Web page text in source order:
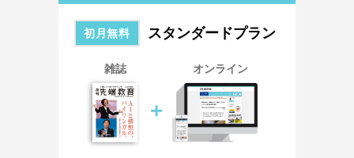
初月無料 スタンダードプラン
雑誌
＋
オンライン